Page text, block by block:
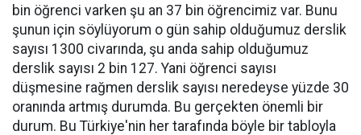
bin öğrenci varken şu an 37 bin öğrencimiz var. Bunu
şunun için söylüyorum o gün sahip olduğumuz derslik
sayısı 1300 civarında, şu anda sahip olduğumuz
derslik sayısı 2 bin 127. Yani öğrenci sayısı
düşmesine rağmen derslik sayısı neredeyse yüzde 30
oranında artmış durumda. Bu gerçekten önemli bir
durum. Bu Türkiye'nin her tarafında böyle bir tabloyla